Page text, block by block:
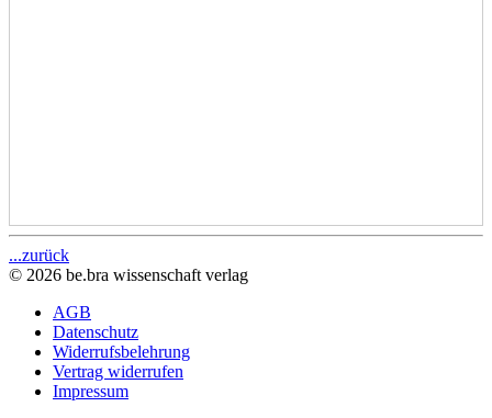
...zurück
© 2026 be.bra wissenschaft verlag
AGB
Datenschutz
Widerrufsbelehrung
Vertrag widerrufen
Impressum